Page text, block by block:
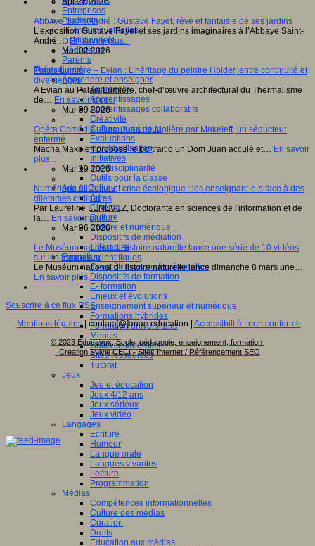
Entreprises
Etudiants
Filières industrielles
Institutionnels
Médiateurs
Parents
Thématiques
Apprendre et enseigner
Apprendre
Apprentissages
Apprentissages collaboratifs
Créativité
Culture numérique
Evaluations
Individualisation
Initiatives
Interdisciplinarité
Outils pour la classe
Arts et Culture
Art
Cinéma
Culture
Culture et numérique
Dispositifs de médiation
Littérature
Formation
Compétences professionnelles
Dispositifs de formation
E- formation
Enjeux et évolutions
Enseignement supérieur et numérique
Formations hybrides
Formation universitaire
Mooc’s
Outils collaboratifs
Sites ressources
Tutorat
Jeux
Jeu et éducation
Jeux 4/12 ans
Jeux sérieux
Jeux vidéo
Langages
Ecriture
Humour
Langue orale
Langues vivantes
Lecture
Programmation
Médias
Compétences informationnelles
Culture des médias
Curation
Droits
Education aux médias
Abbaye Saint-André : Gustave Fayet, rêve et fantaisie de ses jardins
L’exposition Gustave Fayet et ses jardins imaginaires à l’Abbaye Saint-
André,…En savoir plus...
Mar 02 2026
Palais Lumière – Evian : L’héritage du peintre Holder, entre continuité et
divergences
A Evian au Palais Lumière, chef-d’œuvre architectural du Thermalisme
de… En savoir plus...
Mar 09 2026
Opéra Comédie : Dom Juan de Molière par Makeïeff, un séducteur
enfermé
Macha Makeïeff propose le portrait d’un Dom Juan acculé et… En savoir
plus...
Mar 19 2026
Numérique à l’école et crise écologique : les enseignant·e·s face à des
dilemmes ordinaires
Par Laureline LENEVEZ, Doctorante en sciences de l'information et de
la… En savoir plus...
Mar 06 2026
Le Muséum national d’Histoire naturelle lance une série de 10 vidéos
sur les femmes scientifiques
Le Muséum national d’Histoire naturelle lance dimanche 8 mars une…
En savoir plus...
Souscrire à ce flux RSS
Mentions légales| contact[@]anae.education | Accessibilité : non conforme
© 2023 Educavox, Ecole, pédagogie, enseignement, formation
Creation Sylvie CECI - Sites Internet / Référencement SEO